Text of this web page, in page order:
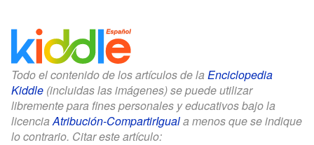
Todo el contenido de los artículos de la Enciclopedia
Kiddle (incluidas las imágenes) se puede utilizar
libremente para fines personales y educativos bajo la
licenciaAtribución-CompartirIguala menos que se indique
lo contrario. Citar este artículo: